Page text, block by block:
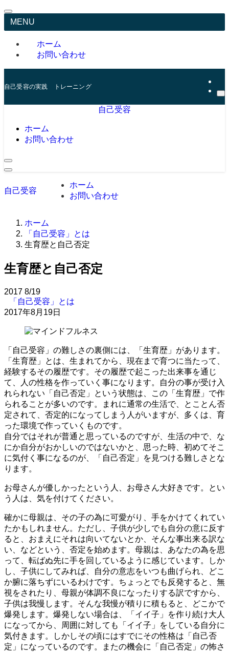
MENU
ホーム
お問い合わせ
自己受容の実践 トレーニング
自己受容
ホーム
お問い合わせ
自己受容
ホーム
お問い合わせ
ホーム
「自己受容」とは
生育歴と自己否定
生育歴と自己否定
2017 8/19
「自己受容」とは
2017年8月19日
「自己受容」の難しさの裏側には、「生育歴」があります。
「生育歴」とは、生まれてから、現在まで育つに当たって、
経験するその履歴です。その履歴で起こった出来事を通じ
て、人の性格を作っていく事になります。自分の事が受け入
れられない「自己否定」という状態は、この「生育歴」で作
られることが多いのです。まれに通常の生活で、とことん否
定されて、否定的になってしまう人がいますが、多くは、育
った環境で作っていくものです。
自分ではそれが普通と思っているのですが、生活の中で、な
にか自分がおかしいのではないかと、思った時、初めてそこ
に気付く事になるのが、「自己否定」を見つける難しさとな
ります。
お母さんが優しかったという人、お母さん大好きです。とい
う人は、気を付けてください。
確かに母親は、その子の為に可愛がり、手をかけてくれてい
たかもしれません。ただし、子供が少しでも自分の意に反す
ると、おまえにそれは向いてないとか、そんな事出来る訳な
い、などという、否定を始めます。母親は、あなたの為を思
って、転ばぬ先に手を回しているように感じています。しか
し、子供にしてみれば、自分の意志をいつも曲げられ、どこ
か腑に落ちずにいるわけです。ちょっとでも反発すると、無
視をされたり、母親が体調不良になったりする訳ですから、
子供は我慢します。そんな我慢が積りに積もると、どこかで
爆発します。爆発しない場合は、「イイ子」を作り続け大人
になってから、周囲に対しても「イイ子」をしている自分に
気付きます。しかしその頃にはすでにその性格は「自己否
定」になっているのです。またの機会に「自己否定」の怖さ